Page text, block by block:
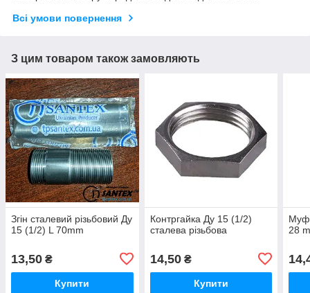
Всі умови повернення
З цим товаром також замовляють
Згін сталевий різьбовий Ду
15 (1/2) L 70mm
13,50 ₴
Купити
Контргайка Ду 15 (1/2)
сталева різьбова
14,50₴
Купити
28